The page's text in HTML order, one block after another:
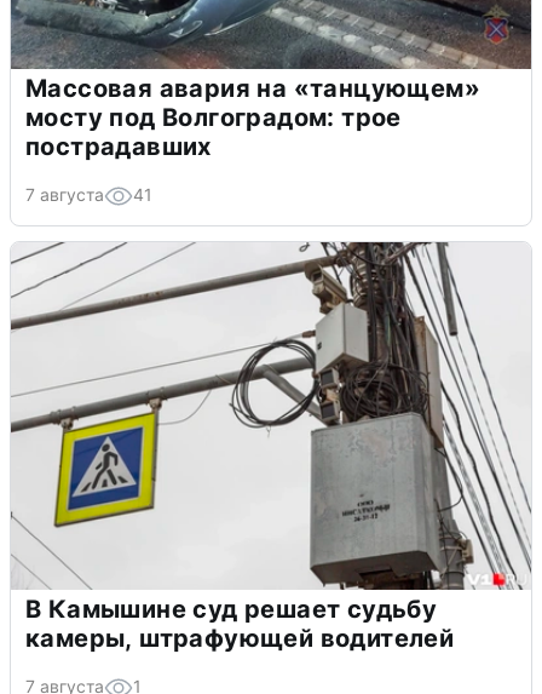
Массовая авария на «танцующем»
мосту под Волгоградом: трое
пострадавших
7 августа 41
В Камышине суд решает судьбу
камеры, штрафующей водителей
7 августа 1